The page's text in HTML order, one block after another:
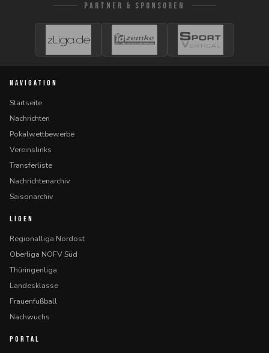
PARTNER & SPONSOREN
NAVIGATION
Startseite
Nachrichten
Pokalwettbewerbe
Vereinslinks
Transferliste
Nachrichtenarchiv
Saisonarchiv
LIGEN
Regionalliga Nordost
Oberliga NOFV Süd
Thüringenliga
Landesklasse
Frauenfußball
Nachwuchs
PORTAL